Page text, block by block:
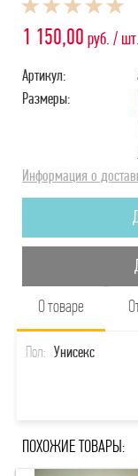
1 150,00 руб. / шт.
Артикул:
Размеры:
Информация о
О товаре
Пол: Унисекс
ПОХОЖИЕ ТОВАРЫ: